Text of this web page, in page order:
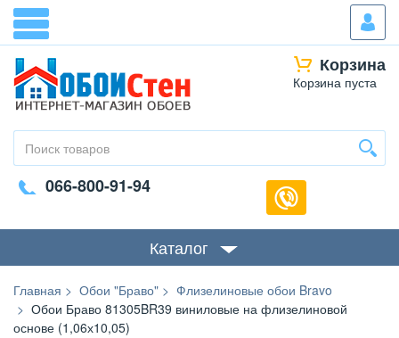
Корзина
Корзина пуста
066-800-91-94
Каталог
Главная Обои "Браво"
Флизелиновые обои Bravo
Обои Браво 81305BR39 виниловые на флизелиновой
основе (1,06х10,05)